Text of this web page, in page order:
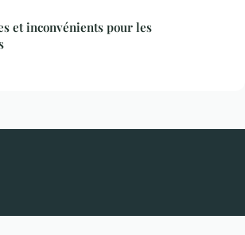
et inconvénients pour les